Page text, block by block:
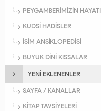
PEYGAMBERİMİZİN HAYATI
KUDSİ HADİSLER
İSİM ANSİKLOPEDİSİ
BÜYÜK DİNİ KISSALAR
YENİ EKLENENLER
SAYFA / KANALLAR
KİTAP TAVSİYELERİ